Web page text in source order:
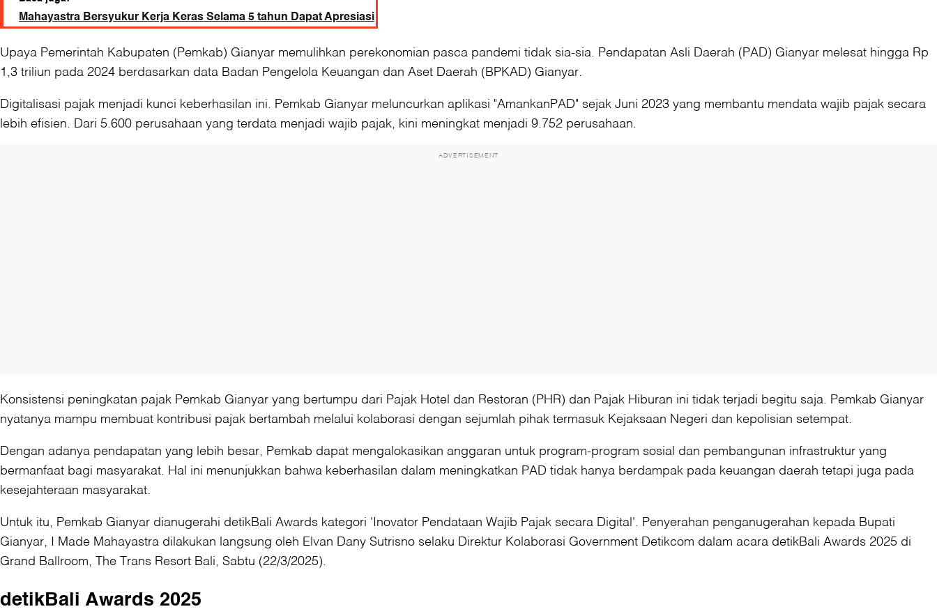
Mahayastra Bersyukur Kerja Keras Selama 5 tahun Dapat Apresiasi
Upaya Pemerintah Kabupaten (Pemkab) Gianyar memulihkan perekonomian pasca pandemi tidak sia-sia. Pendapatan Asli Daerah (PAD) Gianyar melesat hingga Rp
1,3 triliun pada 2024 berdasarkan data Badan Pengelola Keuangan dan Aset Daerah (BPKAD) Gianyar.
Digitalisasi pajak menjadi kunci keberhasilan ini. Pemkab Gianyar meluncurkan aplikasi "AmankanPAD" sejak Juni 2023 yang membantu mendata wajib pajak secara
lebih efisien. Dari 5.600 perusahaan yang terdata menjadi wajib pajak, kini meningkat menjadi 9.752 perusahaan.
ADVERTISEMENT
Konsistensi peningkatan pajak Pemkab Gianyar yang bertumpu dari Pajak Hotel dan Restoran (PHR) dan Pajak Hiburan ini tidak terjadi begitu saja. Pemkab Gianyar
nyatanya mampu membuat kontribusi pajak bertambah melalui kolaborasi dengan sejumlah pihak termasuk Kejaksaan Negeri dan kepolisian setempat.
Dengan adanya pendapatan yang lebih besar, Pemkab dapat mengalokasikan anggaran untuk program-program sosial dan pembangunan infrastruktur yang
bermanfaat bagi masyarakat. Hal ini menunjukkan bahwa keberhasilan dalam meningkatkan PAD tidak hanya berdampak pada keuangan daerah tetapi juga pada
kesejahteraan masyarakat.
Untuk itu, Pemkab Gianyar dianugerahi detikBali Awards kategori 'Inovator Pendataan Wajib Pajak secara Digital'. Penyerahan penganugerahan kepada Bupati
Gianyar, I Made Mahayastra dilakukan langsung oleh Elvan Dany Sutrisno selaku Direktur Kolaborasi Government Detikcom dalam acara detikBali Awards 2025 di
Grand Ballroom, The Trans Resort Bali, Sabtu (22/3/2025).
detikBali Awards 2025